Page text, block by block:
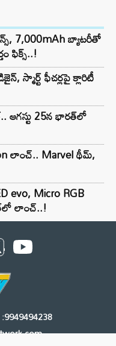
7,000mAh బ్యాటరీతో
ఫిక్స్..!
స్మార్ట్ ఫీచర్లపై క్లారిటీ
ఆగస్టు 25న భారత్‌లో
లాంచ్.. Marvel థీమ్,
evo, Micro RGB
లాంచ్..!